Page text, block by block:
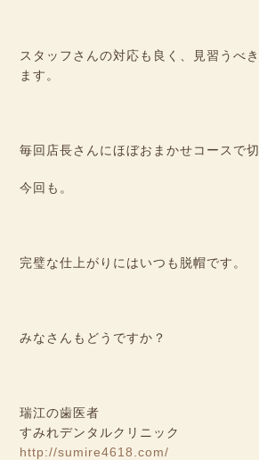
スタッフさんの対応も良く、見習うべ
ます。
毎回店長さんにほぼおまかせコースで
今回も。
完璧な仕上がりにはいつも脱帽です。
みなさんもどうですか？
瑞江の歯医者
すみれデンタルクリニック
http://sumire4618.com/